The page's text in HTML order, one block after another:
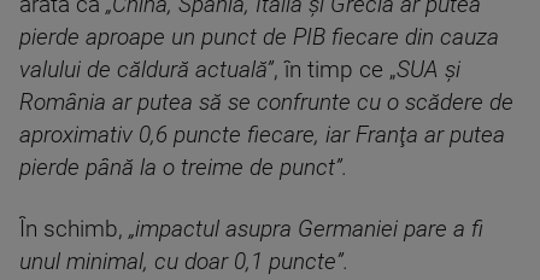
pierde aproape un punct de PIB fiecare din cauza
valului de căldură actuală”, în timp ce „SUA şi
România ar putea să se confrunte cu o scădere de
aproximativ 0,6 puncte fiecare, iar Franţa ar putea
pierde până la o treime de punct”.
În schimb, „impactul asupra Germaniei pare a fi
unul minimal, cu doar 0,1 puncte”.